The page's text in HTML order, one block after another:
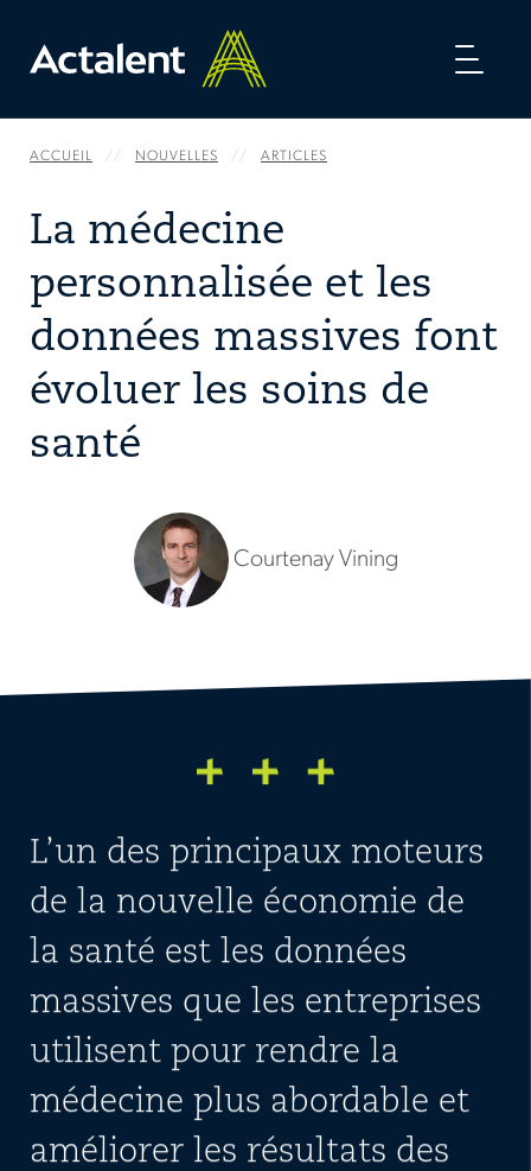
ACCUEIL NOUVELLES ARTICLES
La médecine
personnalisée et les
données massives font
évoluer les soins de
santé
Courtenay Vining
L’un des principaux moteurs
de la nouvelle économie de
la santé est les données
massives que les entreprises
utilisent pour rendre la
médecine plus abordable et
améliorer les résultats des